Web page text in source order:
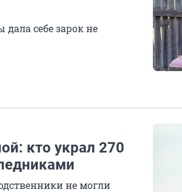
себе зарок не
кто украл 270
не могли